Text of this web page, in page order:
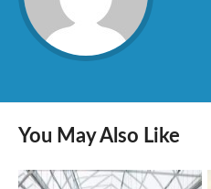
You May Also Like